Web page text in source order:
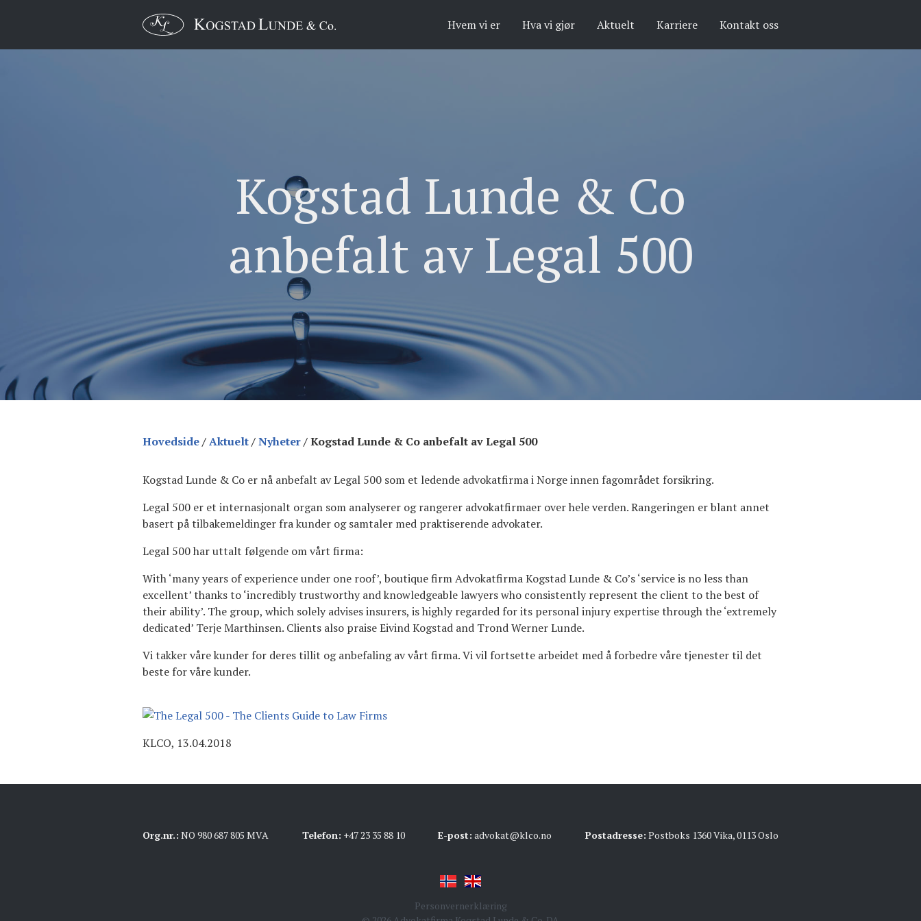
Hvem vi er Hva vi gjør Aktuelt Karriere Kontakt oss
Kogstad Lunde & Co
anbefalt av Legal 500
Hovedside/Aktuelt/Nyheter/Kogstad Lunde & Co anbefalt av Legal 500
Kogstad Lunde & Co er nå anbefalt av Legal 500 som et ledende advokatfirma i Norge innen fagområdet forsikring.
Legal 500 er et internasjonalt organ som analyserer og rangerer advokatfirmaer over hele verden. Rangeringen er blant annet
basert på tilbakemeldinger fra kunder og samtaler med praktiserende advokater.
Legal 500 har uttalt følgende om vårt firma:
With ‘many years of experience under one roof’, boutique firm Advokatfirma Kogstad Lunde & Co’s ‘service is no less than
excellent’ thanks to ‘incredibly trustworthy and knowledgeable lawyers who consistently represent the client to the best of
their ability’. The group, which solely advises insurers, is highly regarded for its personal injury expertise through the ‘extremely
dedicated’ Terje Marthinsen. Clients also praise Eivind Kogstad and Trond Werner Lunde.
Vi takker våre kunder for deres tillit og anbefaling av vårt firma. Vi vil fortsette arbeidet med å forbedre våre tjenester til det
beste for våre kunder.
KLCO, 13.04.2018
Org.nr.: NO 980 687 805 MVA Telefon: +47 23 35 88 10 E-post: advokat@klco.no Postadresse: Postboks 1360 Vika, 0113 Oslo
Personvernerklæring